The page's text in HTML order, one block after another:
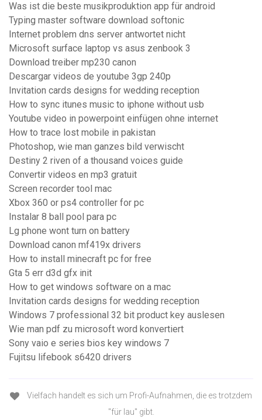
Was ist die beste musikproduktion app für android
Typing master software download softonic
Internet problem dns server antwortet nicht
Microsoft surface laptop vs asus zenbook 3
Download treiber mp230 canon
Descargar videos de youtube 3gp 240p
Invitation cards designs for wedding reception
How to sync itunes music to iphone without usb
Youtube video in powerpoint einfügen ohne internet
How to trace lost mobile in pakistan
Photoshop, wie man ganzes bild verwischt
Destiny 2 riven of a thousand voices guide
Convertir videos en mp3 gratuit
Screen recorder tool mac
Xbox 360 or ps4 controller for pc
Instalar 8 ball pool para pc
Lg phone wont turn on battery
Download canon mf419x drivers
How to install minecraft pc for free
Gta 5 err d3d gfx init
How to get windows software on a mac
Invitation cards designs for wedding reception
Windows 7 professional 32 bit product key auslesen
Wie man pdf zu microsoft word konvertiert
Sony vaio e series bios key windows 7
Fujitsu lifebook s6420 drivers
Vielfach handelt es sich um Profi-Aufnahmen, die es trotzdem
"für lau" gibt.